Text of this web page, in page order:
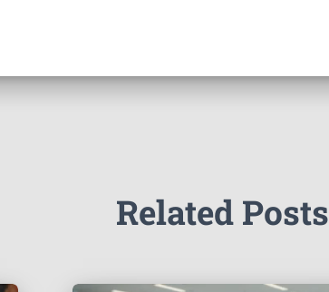
Related Posts